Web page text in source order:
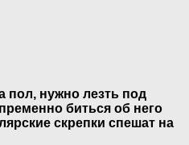
пол, нужно лезть под
биться об него
скрепки спешат на